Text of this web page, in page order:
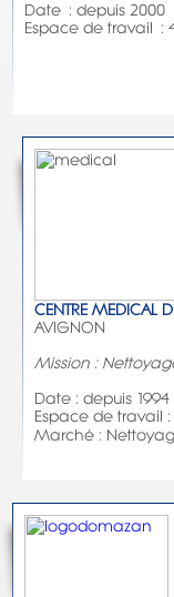
Date : depuis 2000
Espace de travail :
CENTRE MEDICAL
AVIGNON
Mission :
Date : depuis 1994
Espace de travail :
Marché :